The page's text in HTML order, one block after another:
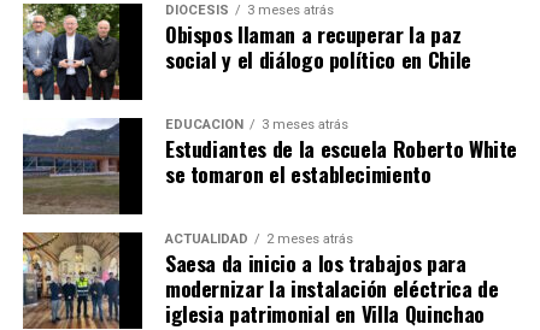
DIÓCESIS 3 meses atrás
Obispos llaman a recuperar la paz
social y el diálogo político en Chile
EDUCACIÓN 3 meses atrás
Estudiantes de la escuela Roberto White
se tomaron el establecimiento
ACTUALIDAD 2 meses atrás
Saesa da inicio a los trabajos para
modernizar la instalación eléctrica de
iglesia patrimonial en Villa Quinchao